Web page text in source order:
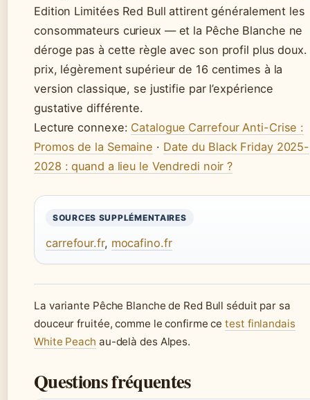
Edition Limitées Red Bull attirent généralement les
consommateurs curieux — et la Pêche Blanche ne
déroge pas à cette règle avec son profil plus doux.
prix, légèrement supérieur de 16 centimes à la
version classique, se justifie par l’expérience
gustative différente.
Lecture connexe: Catalogue Carrefour Anti-Crise :
Promos de la Semaine · Date du Black Friday 2025-
2028 : quand a lieu le Vendredi noir ?
SOURCES SUPPLÉMENTAIRES
carrefour.fr, mocafino.fr
La variante Pêche Blanche de Red Bull séduit par sa
douceur fruitée, comme le confirme cetest finlandais
White Peach au-delà des Alpes.
Questions fréquentes